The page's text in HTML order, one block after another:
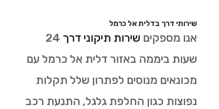
שירותי דרך בדלית אל כרמל
אנו מספקים שירות תיקוני דרך 24
שעות ביממה באזור דלית אל כרמל עם
מכונאים מנוסים לפתרון שלל תקלות
נפוצות כגון החלפת גלגל, התנעת רכב